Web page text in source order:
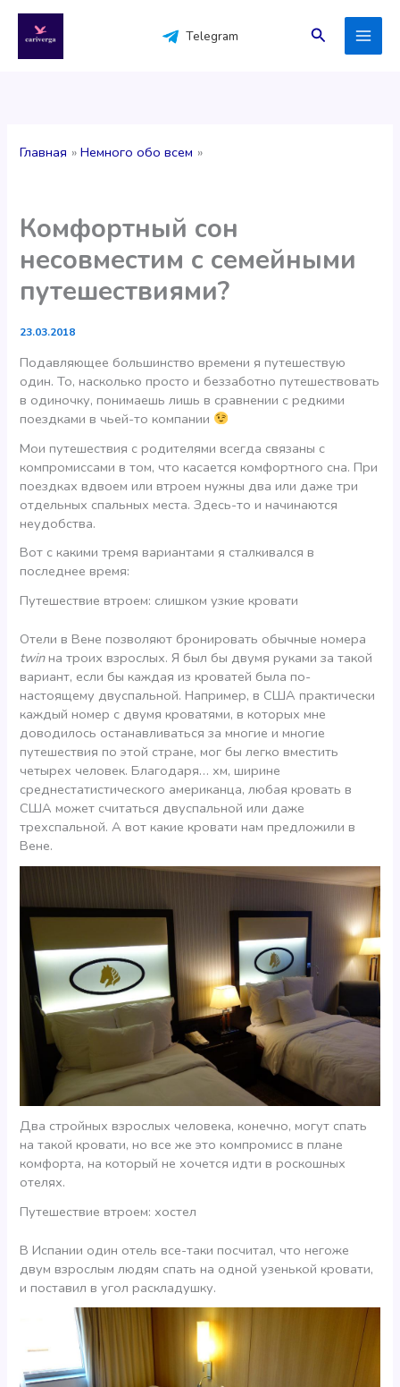
содержимому
Telegram Поиск
Главная Немного обо всем
Комфортный сон
несовместим с семейными
путешествиями?
23.03.2018
Подавляющее большинство времени я путешествую
один. То, насколько просто и беззаботно путешествовать
в одиночку, понимаешь лишь в сравнении с редкими
поездками в чьей-то компании
Мои путешествия с родителями всегда связаны с
компромиссами в том, что касается комфортного сна. При
поездках вдвоем или втроем нужны два или даже три
отдельных спальных места. Здесь-то и начинаются
неудобства.
Вот с какими тремя вариантами я сталкивался в
последнее время:
Путешествие втроем: слишком узкие кровати
Отели в Вене позволяют бронировать обычные номера
twinна троих взрослых. Я был бы двумя руками за такой
вариант, если бы каждая из кроватей была по-
настоящему двуспальной. Например, в США практически
каждый номер с двумя кроватями, в которых мне
доводилось останавливаться за многие и многие
путешествия по этой стране, мог бы легко вместить
четырех человек. Благодаря… хм, ширине
среднестатистического американца, любая кровать в
США может считаться двуспальной или даже
трехспальной. А вот какие кровати нам предложили в
Вене.
Два стройных взрослых человека, конечно, могут спать
на такой кровати, но все же это компромисс в плане
комфорта, на который не хочется идти в роскошных
отелях.
Путешествие втроем: хостел
В Испании один отель все-таки посчитал, что негоже
двум взрослым людям спать на одной узенькой кровати,
и поставил в угол раскладушку.